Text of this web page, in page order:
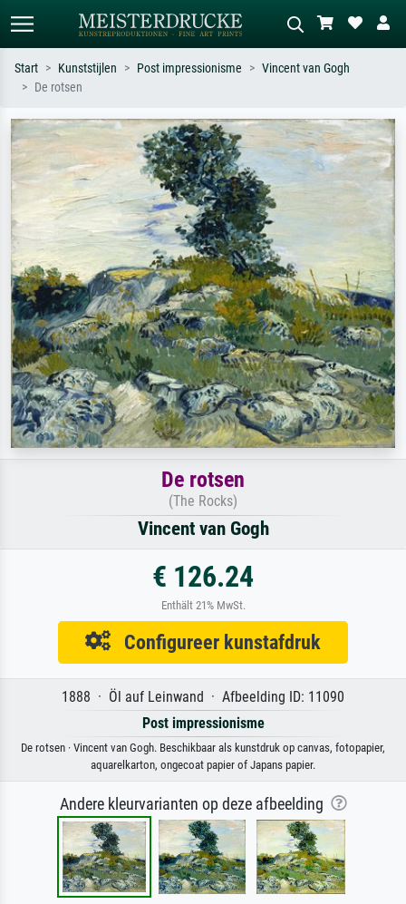
Zoek op kunstenaar, titel of stijl – bijv.
Monet, Sterrennacht, impressionisme,
Hokusai-golf, naakt.
Beschrijf de scène – bijv. groene
weide, abstract met veel rood, donker
olieverfschilderij, staand naakt naast
een boom.
Start Kunststijlen Post impressionisme
Vincent van Gogh
De rotsen
De rotsen
(The Rocks)
Vincent van Gogh
€ 126.24
Enthält 21% MwSt.
Configureer kunstafdruk
1888 · Öl auf Leinwand · Afbeelding ID: 11090
Post impressionisme
De rotsen · Vincent van Gogh. Beschikbaar als kunstdruk op canvas, fotopapier,
aquarelkarton, ongecoat papier of Japans papier.
Andere kleurvarianten op deze afbeelding